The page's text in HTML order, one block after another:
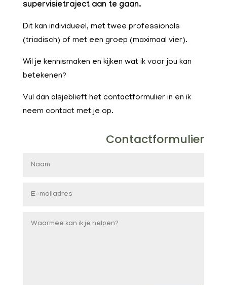
supervisietraject aan te gaan.
Dit kan individueel, met twee professionals
(triadisch) of met een groep (maximaal vier).
Wil je kennismaken en kijken wat ik voor jou kan
betekenen?
Vul dan alsjeblieft het contactformulier in en ik
neem contact met je op.
Contactformulier